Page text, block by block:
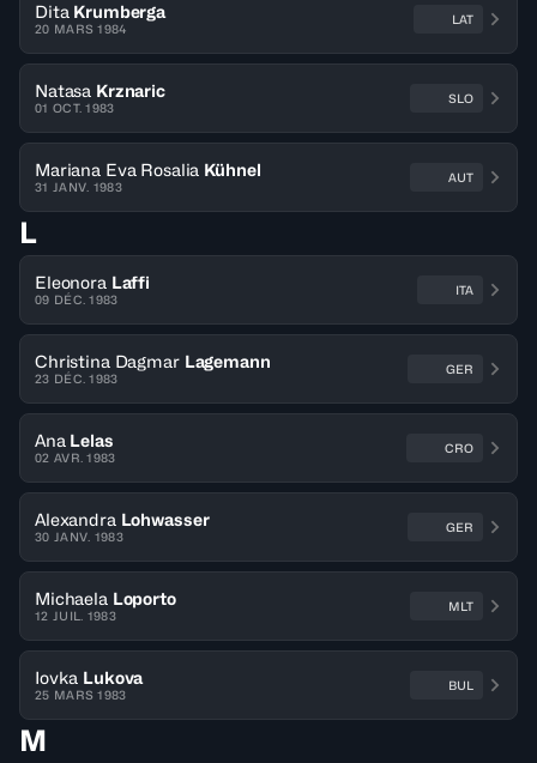
Dita Krumberga
20 MARS 1984
LAT
Natasa Krznaric
01 OCT. 1983
SLO
Mariana Eva Rosalia Kühnel
31 JANV. 1983
AUT
L
Eleonora Laffi
09 DÉC. 1983
ITA
Christina Dagmar Lagemann
23 DÉC. 1983
GER
Ana Lelas
02 AVR. 1983
CRO
Alexandra Lohwasser
30 JANV. 1983
GER
Michaela Loporto
12 JUIL. 1983
MLT
Iovka Lukova
25 MARS 1983
BUL
M